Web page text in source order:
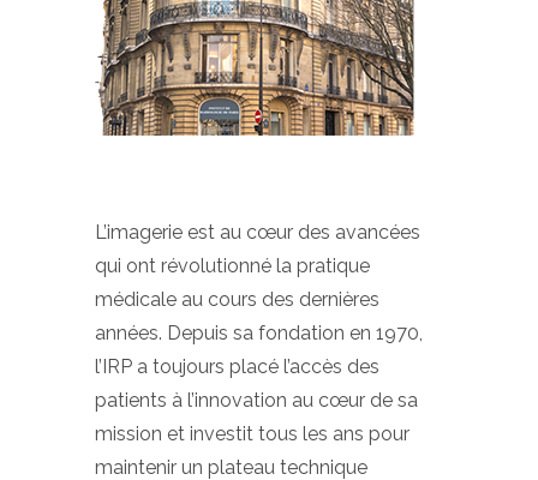
L’imagerie est au cœur des avancées
qui ont révolutionné la pratique
médicale au cours des dernières
années. Depuis sa fondation en 1970,
l’IRP a toujours placé l’accès des
patients à l’innovation au cœur de sa
mission et investit tous les ans pour
maintenir un plateau technique